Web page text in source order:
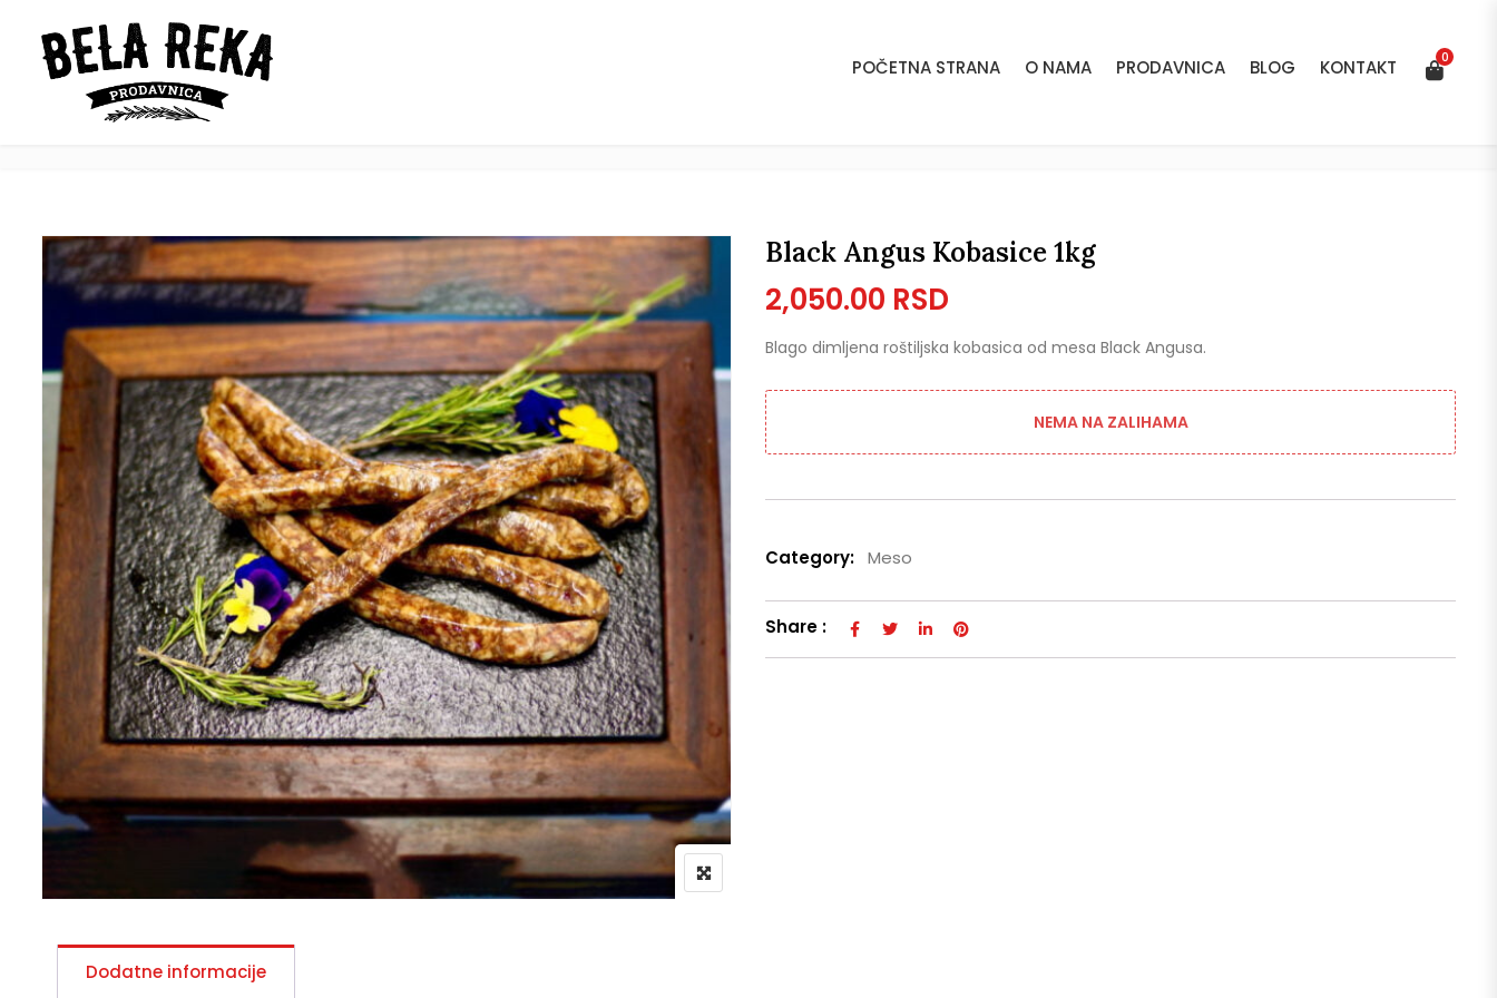
POČETNA STRANA O NAMA PRODAVNICA BLOG KONTAKT 0
Black Angus Kobasice 1kg
2,050.00 RSD
Blago dimljena roštiljska kobasica od mesa Black Angusa.
NEMA NA ZALIHAMA
Category: Meso
Share :
Dodatne informacije